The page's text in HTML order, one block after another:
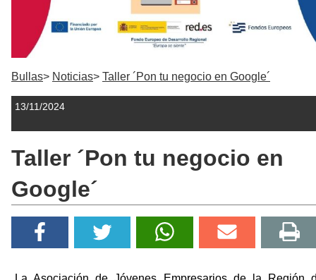
Bullas Noticias Taller ´Pon tu negocio en Google´
13/11/2024
Taller ´Pon tu negocio en
Google´